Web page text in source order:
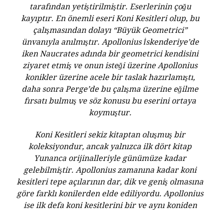
tarafından yetiştirilmiştir. Eserlerinin çoğu
kayıptır. En önemli eseri Koni Kesitleri olup, bu
çalışmasından dolayı “Büyük Geometrici”
ünvanıyla anılmıştır. Apollonius İskenderiye’de
iken Naucrates adında bir geometrici kendisini
ziyaret etmiş ve onun isteği üzerine Apollonius
konikler üzerine acele bir taslak hazırlamıştı,
daha sonra Perge’de bu çalışma üzerine eğilme
fırsatı bulmuş ve söz konusu bu eserini ortaya
koymuştur.
Koni Kesitleri sekiz kitaptan oluşmuş bir
koleksiyondur, ancak yalnızca ilk dört kitap
Yunanca orijinalleriyle günümüze kadar
gelebilmiştir. Apollonius zamanına kadar koni
kesitleri tepe açılarının dar, dik ve geniş olmasına
göre farklı konilerden elde ediliyordu. Apollonius
ise ilk defa koni kesitlerini bir ve aynı koniden